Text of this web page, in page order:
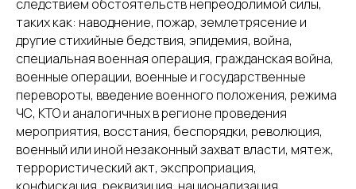
следствием обстоятельств непреодолимой силы,
таких как: наводнение, пожар, землетрясение и
другие стихийные бедствия, эпидемия, война,
специальная военная операция, гражданская война,
военные операции, военные и государственные
перевороты, введение военного положения, режима
ЧС, КТО и аналогичных в регионе проведения
мероприятия, восстания, беспорядки, революция,
военный или иной незаконный захват власти, мятеж,
террористический акт, экспроприация,